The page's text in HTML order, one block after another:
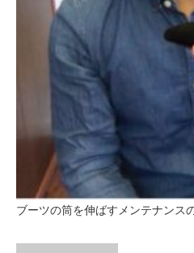
ブーツの筒を伸ばすメンテナンス